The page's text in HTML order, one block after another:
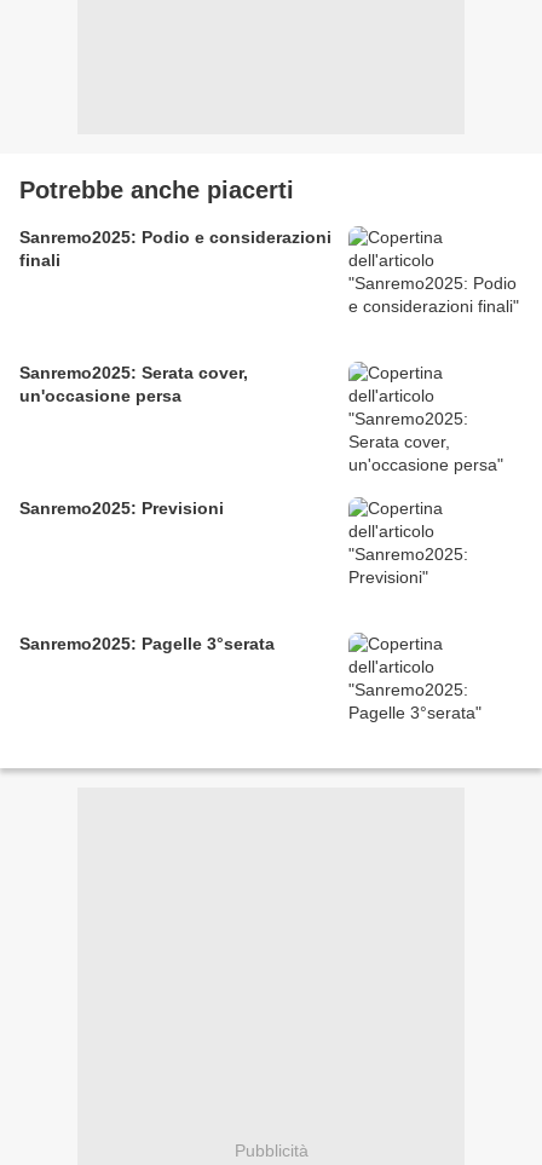
Potrebbe anche piacerti
Sanremo2025: Podio e considerazioni
finali
Sanremo2025: Serata cover,
un'occasione persa
Sanremo2025: Previsioni
Sanremo2025: Pagelle 3°serata
Pubblicità